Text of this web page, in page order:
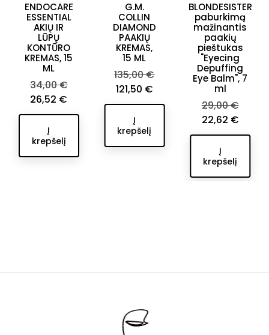
ENDOCARE
ESSENTIAL
AKIŲ IR
LŪPŲ
KONTŪRO
KREMAS, 15
ML
Bazinė
kaina
34,00 €
Kaina
26,52 €
Į
krepšelį
G.M.
COLLIN
DIAMOND
PAAKIŲ
KREMAS,
15 ML
Bazinė
kaina
135,00 €
Kaina
121,50 €
Į
krepšelį
BLONDESISTER
paburkimą
mažinantis
paakių
pieštukas
"Eyecing
Depuffing
Eye Balm", 7
ml
Bazinė
kaina
29,00 €
Kaina
22,62 €
Į
krepšelį